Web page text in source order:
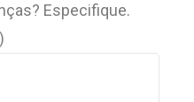
Especifique.